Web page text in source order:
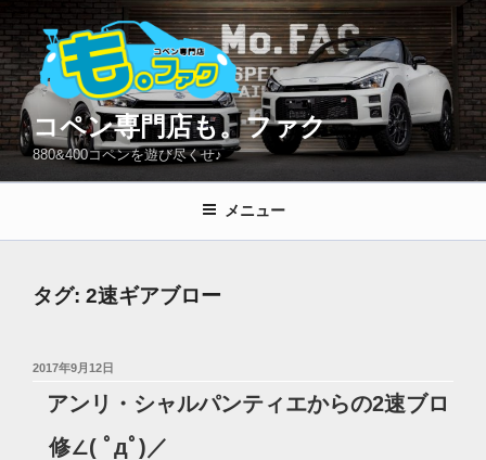
ン
テ
ン
ツ
へ
プ
コペン専門店も。ファク
880&400コペンを遊び尽くせ♪
メニュー
タグ: 2速ギアブロー
投
2017年9月12日
アンリ・シャルパンティエからの2速ブロ
修∠( ﾟдﾟ)／